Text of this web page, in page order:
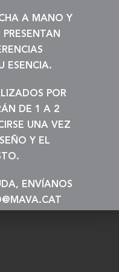
A MANO Y
ESENCIA.
POR
DE 1 A 2
UNA VEZ
Y EL
ENVÍANOS